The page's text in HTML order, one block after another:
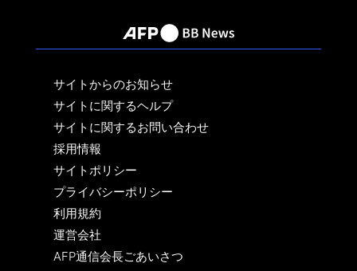
サイトからのお知らせ
サイトに関するヘルプ
サイトに関するお問い合わせ
採用情報
サイトポリシー
プライバシーポリシー
利用規約
運営会社
AFP通信会長ごあいさつ